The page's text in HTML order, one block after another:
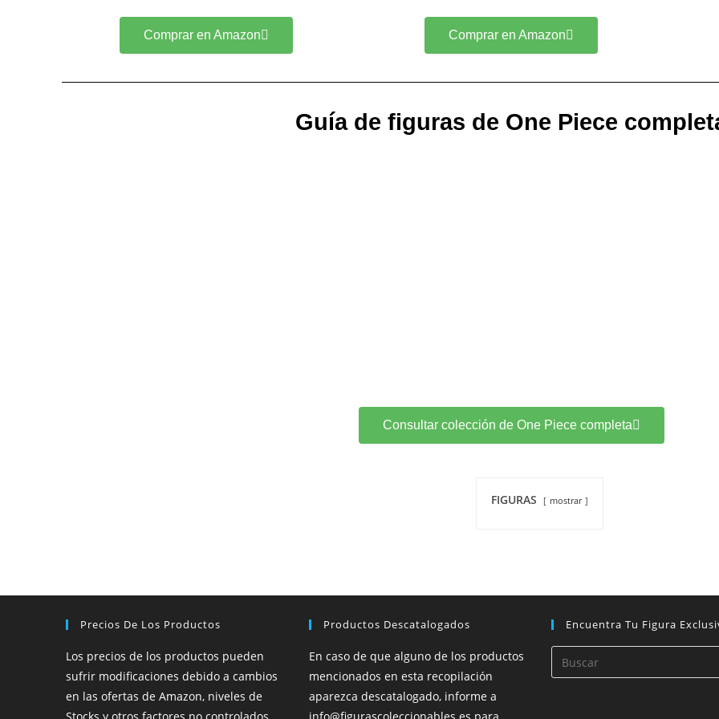
Comprar en Amazon Comprar en Amazon
Guía de figuras de One Piece
Consultar colección de One Piece completa
FIGURAS mostrar
Precios De Los Productos
Los precios de los productos pueden
sufrir modificaciones debido a cambios
en las ofertas de Amazon, niveles de
Productos Descatalogados
En caso de que alguno de los productos
mencionados en esta recopilación
aparezca descatalogado, informe a
Encuentra Tu Figura